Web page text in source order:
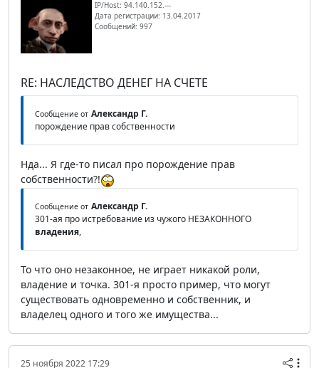
IP/Host: 94.140.152.---
Дата регистрации: 13.04.2017
Сообщений: 997
RE: НАСЛЕДСТВО ДЕНЕГ НА СЧЕТЕ
Сообщение от Александр Г.
порождение прав собственности
Нда... Я где-то писал про порождение прав
собственности?!
Сообщение от Александр Г.
301-ая про истребование из чужого НЕЗАКОННОГО
владения,
То что оно незаконное, не играет никакой роли,
владение и точка. 301-я просто пример, что могут
существовать одновременно и собственник, и
владелец одного и того же имущества...
25 ноября 2022 17:29